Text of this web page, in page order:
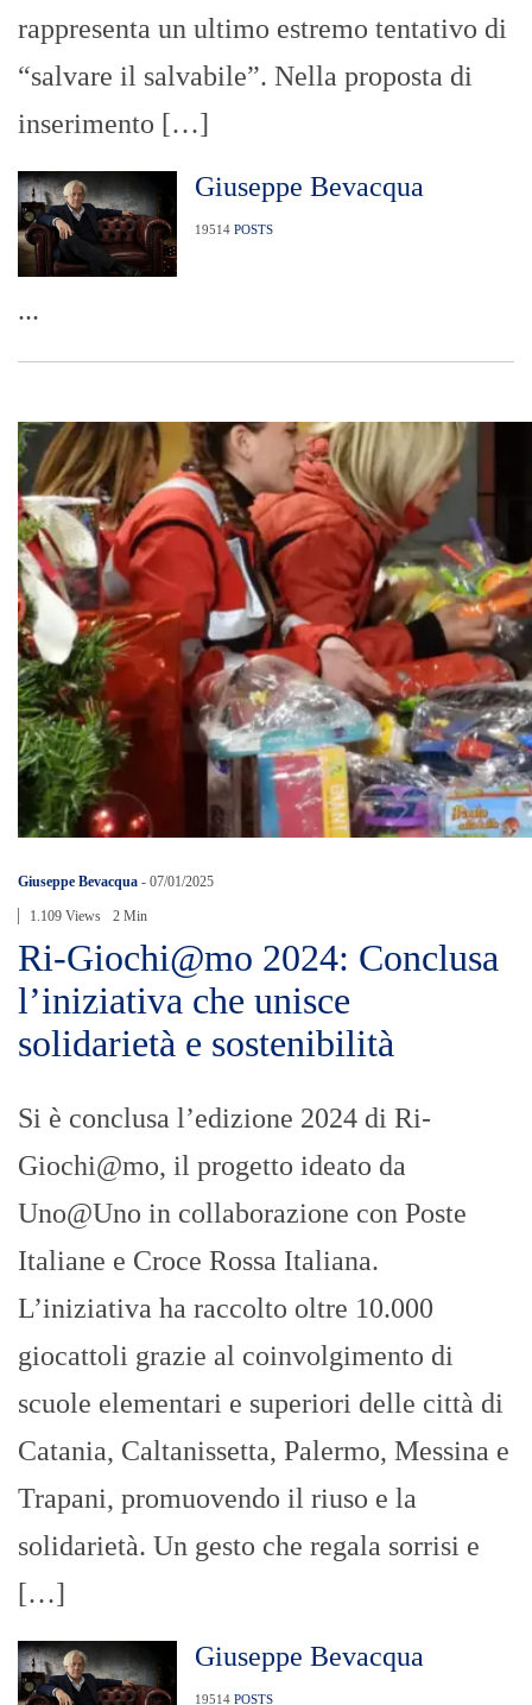
rappresenta un ultimo estremo tentativo di
“salvare il salvabile”. Nella proposta di
inserimento […]
Giuseppe Bevacqua
19514 POSTS
...
Giuseppe Bevacqua - 07/01/2025
1.109 Views 2 Min
Ri-Giochi@mo 2024: Conclusa
l’iniziativa che unisce
solidarietà e sostenibilità
Si è conclusa l’edizione 2024 di Ri-
Giochi@mo, il progetto ideato da
Uno@Uno in collaborazione con Poste
Italiane e Croce Rossa Italiana.
L’iniziativa ha raccolto oltre 10.000
giocattoli grazie al coinvolgimento di
scuole elementari e superiori delle città di
Catania, Caltanissetta, Palermo, Messina e
Trapani, promuovendo il riuso e la
solidarietà. Un gesto che regala sorrisi e
[…]
Giuseppe Bevacqua
19514 POSTS